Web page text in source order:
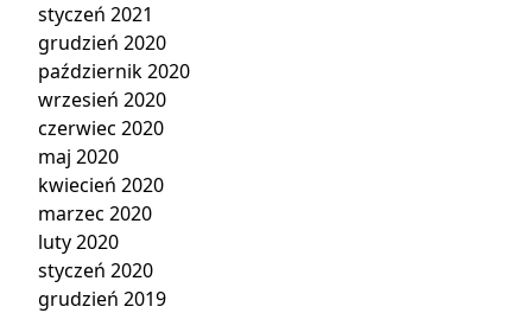
styczeń 2021
grudzień 2020
październik 2020
wrzesień 2020
czerwiec 2020
maj 2020
kwiecień 2020
marzec 2020
luty 2020
styczeń 2020
grudzień 2019